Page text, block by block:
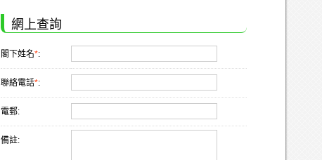
網上查詢
閣下姓名*:
聯絡電話*:
電郵:
備註: